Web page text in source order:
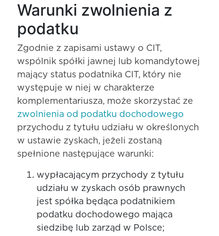
Warunki zwolnienia z
podatku
Zgodnie z zapisami ustawy o CIT,
wspólnik spółki jawnej lub komandytowej
mający status podatnika CIT, który nie
występuje w niej w charakterze
komplementariusza, może skorzystać ze
zwolnienia od podatku dochodowego
przychodu z tytułu udziału w określonych
w ustawie zyskach, jeżeli zostaną
spełnione następujące warunki:
wypłacającym przychody z tytułu
udziału w zyskach osób prawnych
jest spółka będąca podatnikiem
podatku dochodowego mająca
siedzibę lub zarząd w Polsce;